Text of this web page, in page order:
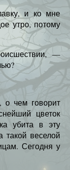
и ко мне
утро, потому
—
о чем говорит
цветок
убита в эту
такой веселой
Сегодня у